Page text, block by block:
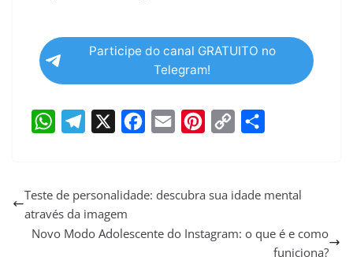
Participe do canal GRATUITO no
Telegram!
a
t
s
l
e
g
c
e
b
a
l
n
e
p
L
a
e
Teste de personalidade: descubra sua idade mental
através da imagem
Novo Modo Adolescente do Instagram: o que é e como
funiciona?